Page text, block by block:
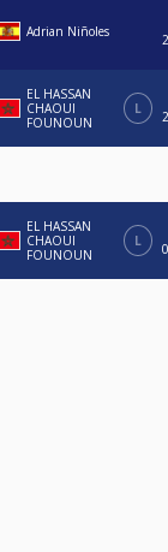
Adrian Niñoles
EL HASSAN
CHAOUI
FOUNOUN
L
EL HASSAN
CHAOUI
FOUNOUN
L